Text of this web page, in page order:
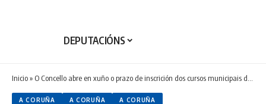
DEPUTACIÓNS
Inicio» O Concello abre en xuño o prazo de inscrición dos cursos municipais de iniciación ao golf de verán
A CORUÑA A CORUÑA A CORUÑA